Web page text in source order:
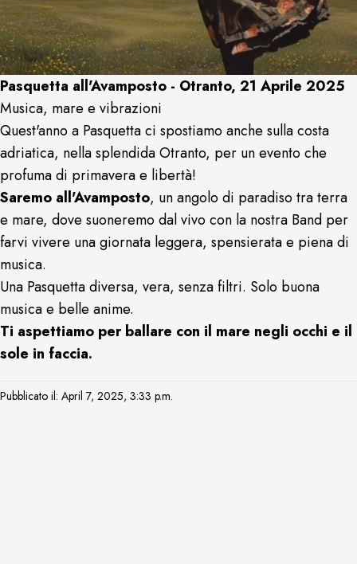
Pasquetta all'Avamposto - Otranto, 21 Aprile 2025
Musica, mare e vibrazioni
Quest'anno a Pasquetta ci spostiamo anche sulla costa
adriatica, nella splendida Otranto, per un evento che
profuma di primavera e libertà!
Saremo all'Avamposto, un angolo di paradiso tra terra
e mare, dove suoneremo dal vivo con la nostra Band per
farvi vivere una giornata leggera, spensierata e piena di
musica.
Una Pasquetta diversa, vera, senza filtri. Solo buona
musica e belle anime.
Ti aspettiamo per ballare con il mare negli occhi e il
sole in faccia.
Pubblicato il: April 7, 2025, 3:33 p.m.